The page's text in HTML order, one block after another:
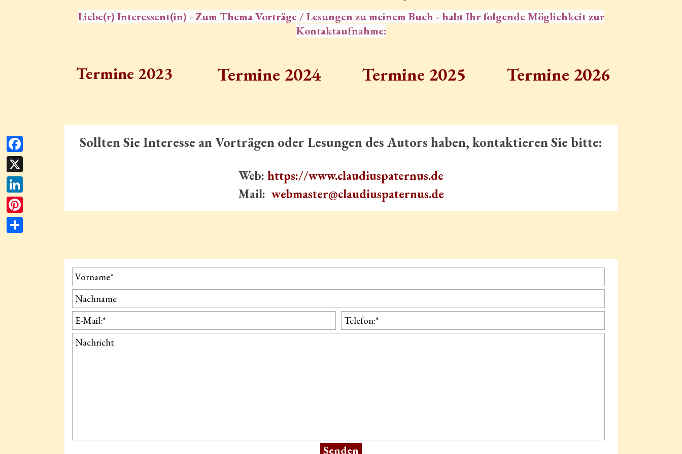
Liebe(r) Interessent(in) - Zum Thema Vorträge / Lesungen zu meinem Buch - habt Ihr folgende Möglichkeit zur
Kontaktaufnahme:
Termine 2023 Termine 2024 Termine 2025 Termine 2026
Sollten Sie Interesse an Vorträgen oder Lesungen des Autors haben, kontaktieren Sie bitte:
Web: https://www.claudiuspaternus.de
Mail: webmaster@claudiuspaternus.de
Facebook
X
LinkedIn
Pinterest